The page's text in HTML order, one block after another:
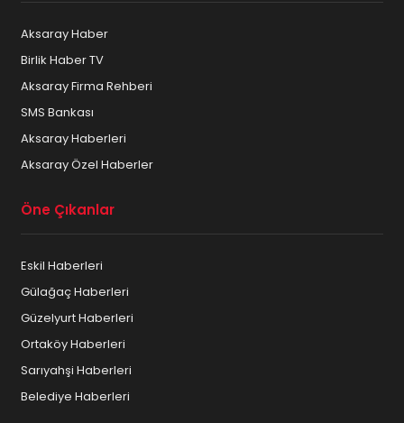
Aksaray Haber
Birlik Haber TV
Aksaray Firma Rehberi
SMS Bankası
Aksaray Haberleri
Aksaray Özel Haberler
Öne Çıkanlar
Eskil Haberleri
Gülağaç Haberleri
Güzelyurt Haberleri
Ortaköy Haberleri
Sarıyahşi Haberleri
Belediye Haberleri